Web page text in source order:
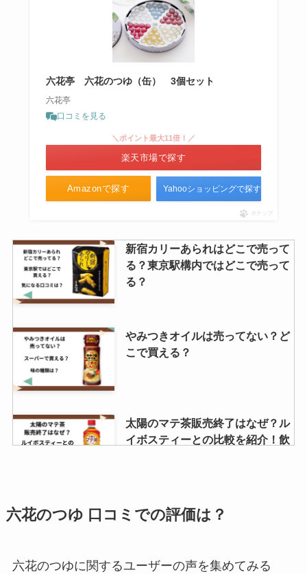
六花亭 六花のつゆ（缶） 3個セット
六花亭
口コミを見る
Amazonで探す
＼ポイント最大11倍！／
楽天市場で探す
Yahooショッピングで探す
ポチップ
新宿カリーあられはどこで売って
る？東京駅構内ではどこで売って
る？
やみつきオイルは売ってない？ど
こで買える？
太陽のマテ茶販売終了はなぜ？ル
イボスティーとの比較を紹介！飲
子持ちヤリイカ どこで売ってる？
六花のつゆ 口コミでの評価は？
六花のつゆに関するユーザーの声を集めてみる